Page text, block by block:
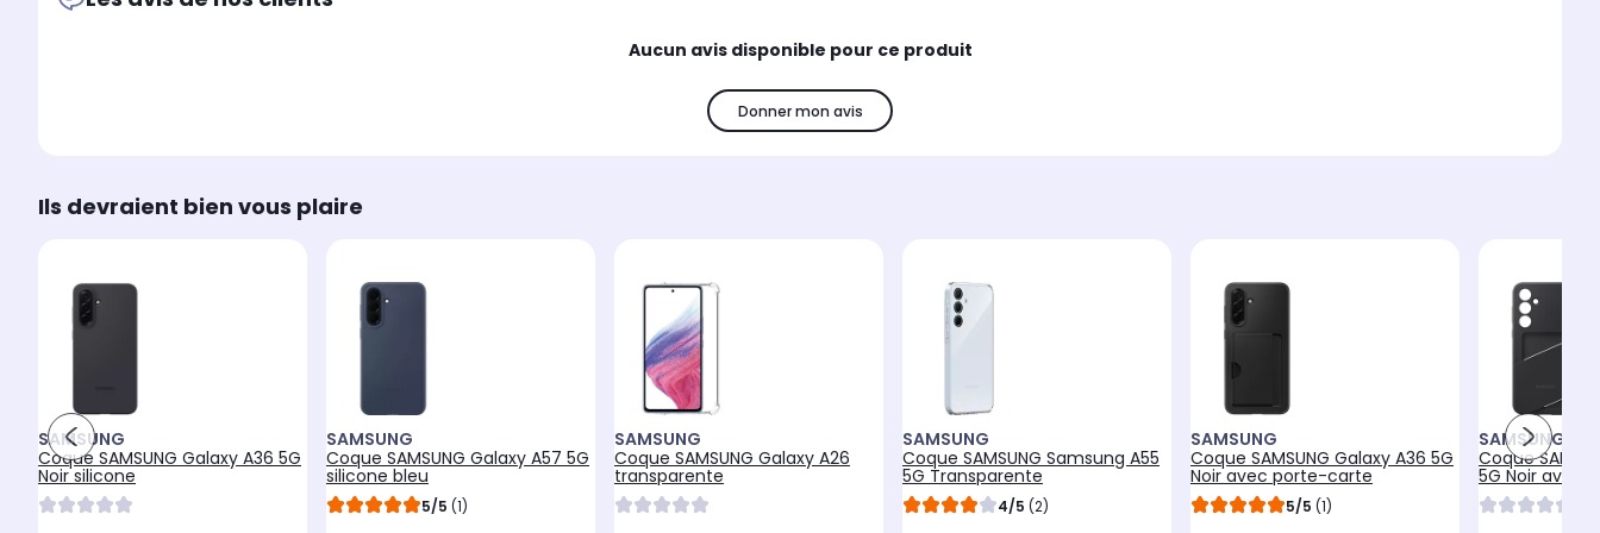
Aucun avis disponible pour ce produit
Donner mon avis
Ils devraient bien vous plaire
SAMSUNG
Coque SAMSUNG Galaxy A36 5G
Noir silicone
SAMSUNG
Coque SAMSUNG Galaxy A57 5G
silicone bleu
5/5 (1)
SAMSUNG
Coque SAMSUNG Galaxy A26
transparente
SAMSUNG
Coque SAMSUNG Samsung A55
5G Transparente
4/5 (2)
SAMSUNG
Coque SAMSUNG Galaxy A36 5G
Noir avec porte-carte
5/5 (1)
SAMSUNG
Coque
5G Noir avec